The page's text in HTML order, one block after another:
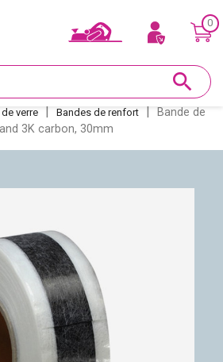
cadeau
inserts
0
search
verre Bandes de renfort
Bande de
3K carbon, 30mm